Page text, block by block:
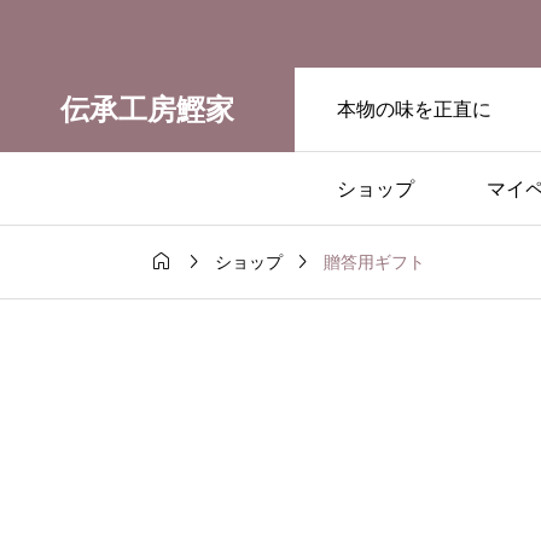
伝承工房鰹家 本物の味を正直に
ショップ マイ
  ショップ  贈答用ギフト